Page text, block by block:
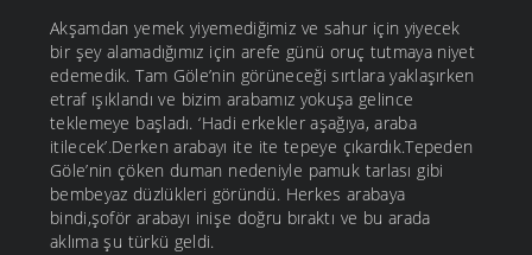
Akşamdan yemek yiyemediğimiz ve sahur için yiyecek
bir şey alamadığımız için arefe günü oruç tutmaya niyet
edemedik. Tam Göle’nin görüneceği sırtlara yaklaşırken
etraf ışıklandı ve bizim arabamız yokuşa gelince
teklemeye başladı. ‘Hadi erkekler aşağıya, araba
itilecek’.Derken arabayı ite ite tepeye çıkardık.Tepeden
Göle’nin çöken duman nedeniyle pamuk tarlası gibi
bembeyaz düzlükleri göründü. Herkes arabaya
bindi,şoför arabayı inişe doğru bıraktı ve bu arada
aklıma şu türkü geldi.